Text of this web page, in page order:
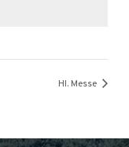
Hl. Messe